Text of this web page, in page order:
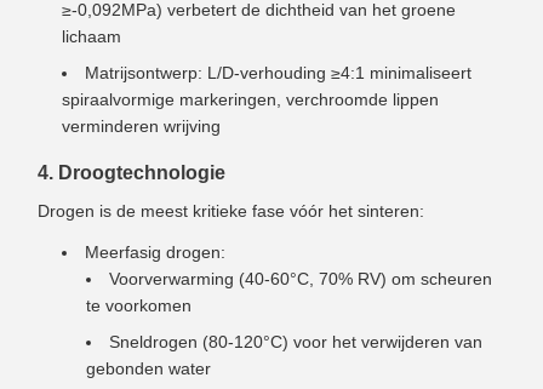
≥-0,092MPa) verbetert de dichtheid van het groene
lichaam
Matrijsontwerp: L/D-verhouding ≥4:1 minimaliseert
spiraalvormige markeringen, verchroomde lippen
verminderen wrijving
4. Droogtechnologie
Drogen is de meest kritieke fase vóór het sinteren:
Meerfasig drogen:
Voorverwarming (40-60°C, 70% RV) om scheuren
te voorkomen
Sneldrogen (80-120°C) voor het verwijderen van
gebonden water